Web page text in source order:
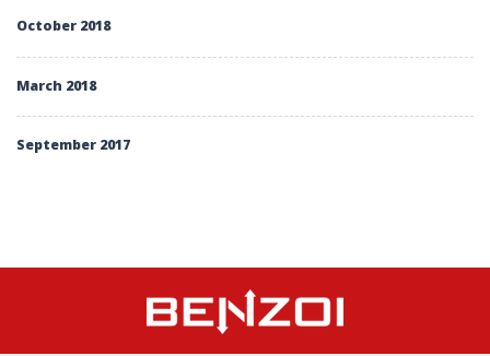
October 2018
March 2018
September 2017